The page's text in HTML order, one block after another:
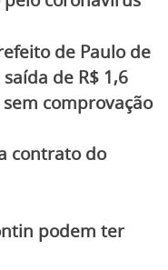
de Paulo de
de R$ 1,6
comprovação
contrato do
podem ter